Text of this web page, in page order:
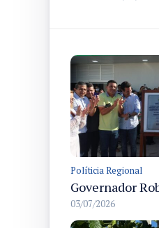
Políticia Regional
03/07/2026